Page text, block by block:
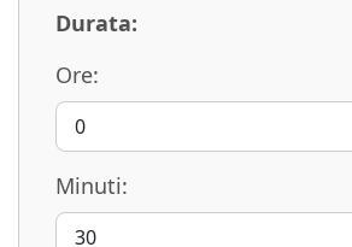
Durata:
Ore:
Minuti: